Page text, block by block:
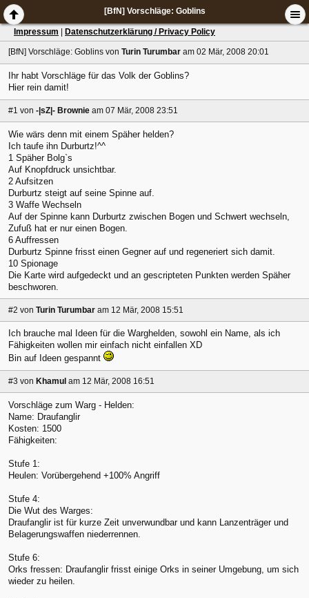
[BfN] Vorschläge: Goblins
Impressum Datenschutzerklärung / Privacy Policy
[BfN] Vorschläge: Goblins von Turin Turumbar am 02 Mär, 2008 20:01
Ihr habt Vorschläge für das Volk der Goblins?
Hier rein damit!
#1 von -|sZ|- Brownie am 07 Mär, 2008 23:51
Wie wärs denn mit einem Späher helden?
Ich taufe ihn Durburtz!^^
1 Späher Bolg`s
Auf Knopfdruck unsichtbar.
2 Aufsitzen
Durburtz steigt auf seine Spinne auf.
3 Waffe Wechseln
Auf der Spinne kann Durburtz zwischen Bogen und Schwert wechseln,
Zufuß hat er nur einen Bogen.
6 Auffressen
Durburtz Spinne frisst einen Gegner auf und regeneriert sich damit.
10 Spionage
Die Karte wird aufgedeckt und an gescripteten Punkten werden Späher
beschworen.
#2 von Turin Turumbar am 12 Mär, 2008 15:51
Ich brauche mal Ideen für die Warghelden, sowohl ein Name, als ich
Fähigkeiten wollen mir einfach nicht einfallen XD
Bin auf Ideen gespannt
#3 von Khamul am 12 Mär, 2008 16:51
Vorschläge zum Warg - Helden:
Name: Draufanglir
Kosten: 1500
Fähigkeiten:
Stufe 1:
Heulen: Vorübergehend +100% Angriff
Stufe 4:
Die Wut des Warges:
Draufanglir ist für kurze Zeit unverwundbar und kann Lanzenträger und
Belagerungswaffen niederrennen.
Stufe 6:
Orks fressen: Draufanglir frisst einige Orks in seiner Umgebung, um sich
wieder zu heilen.